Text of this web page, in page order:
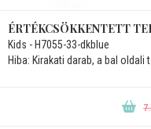
ÉRTÉKCSÖKKENTETT
Kids - H7055-33-dkblue
Hiba: Kirakati darab, a bal oldali